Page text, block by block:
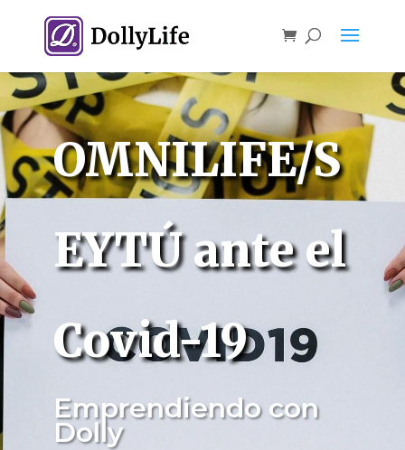
OMNILIFE/S
EYTÚ ante el
Covid-19
Emprendiendo con
Dolly